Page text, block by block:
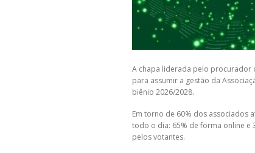
A chapa liderada pelo procurador
para assumir a gestão da
biênio 2026/2028.
Em torno de 60% dos associados
todo o dia: 65% de forma online e
pelos votantes.